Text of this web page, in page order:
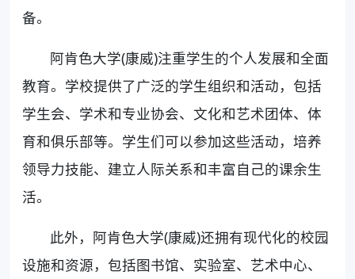
备。
阿肯色大学(康威)注重学生的个人发展和全面
教育。学校提供了广泛的学生组织和活动，包括
学生会、学术和专业协会、文化和艺术团体、体
育和俱乐部等。学生们可以参加这些活动，培养
领导力技能、建立人际关系和丰富自己的课余生
活。
此外，阿肯色大学(康威)还拥有现代化的校园
设施和资源，包括图书馆、实验室、艺术中心、